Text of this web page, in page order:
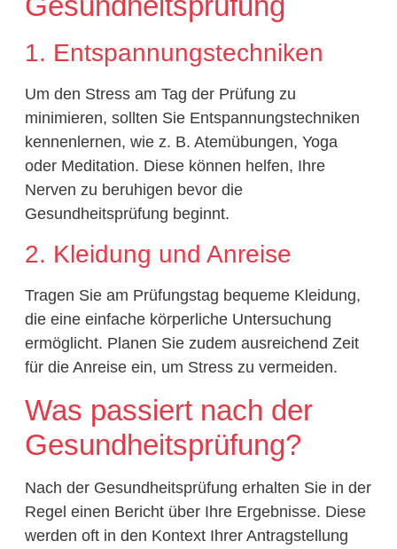
1. Entspannungstechniken
Um den Stress am Tag der Prüfung zu
minimieren, sollten Sie Entspannungstechniken
kennenlernen, wie z. B. Atemübungen, Yoga
oder Meditation. Diese können helfen, Ihre
Nerven zu beruhigen bevor die
Gesundheitsprüfung beginnt.
2. Kleidung und Anreise
Tragen Sie am Prüfungstag bequeme Kleidung,
die eine einfache körperliche Untersuchung
ermöglicht. Planen Sie zudem ausreichend Zeit
für die Anreise ein, um Stress zu vermeiden.
Was passiert nach der
Gesundheitsprüfung?
Nach der Gesundheitsprüfung erhalten Sie in der
Regel einen Bericht über Ihre Ergebnisse. Diese
werden oft in den Kontext Ihrer Antragstellung